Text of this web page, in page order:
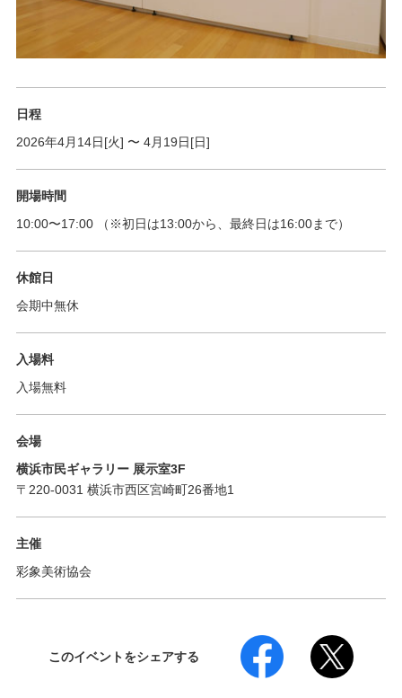
日程
2026年4月14日[火] 〜 4月19日[日]
開場時間
10:00〜17:00（※初日は13:00から、最終日は16:00まで）
休館日
会期中無休
入場料
入場無料
会場
横浜市民ギャラリー 展示室3F
〒220-0031 横浜市西区宮崎町26番地1
主催
彩象美術協会
このイベントをシェアする